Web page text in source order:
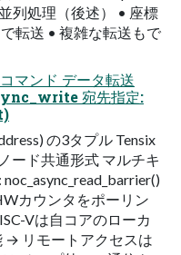
列処理（後述） • 座標
転送 • 複雑な転送もで
マンド データ転送
宛先指定:
の3タプル Tensix
ード共通形式 マルチキ
カウンタをポーリン
Vは自コアのローカ
→ リモートアクセスは